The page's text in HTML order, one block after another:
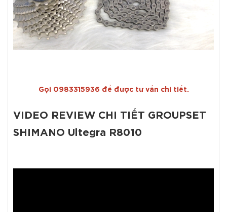
Gọi 0983315936 để được tư vấn chi tiết.
VIDEO REVIEW CHI TIẾT GROUPSET
SHIMANO Ultegra R8010